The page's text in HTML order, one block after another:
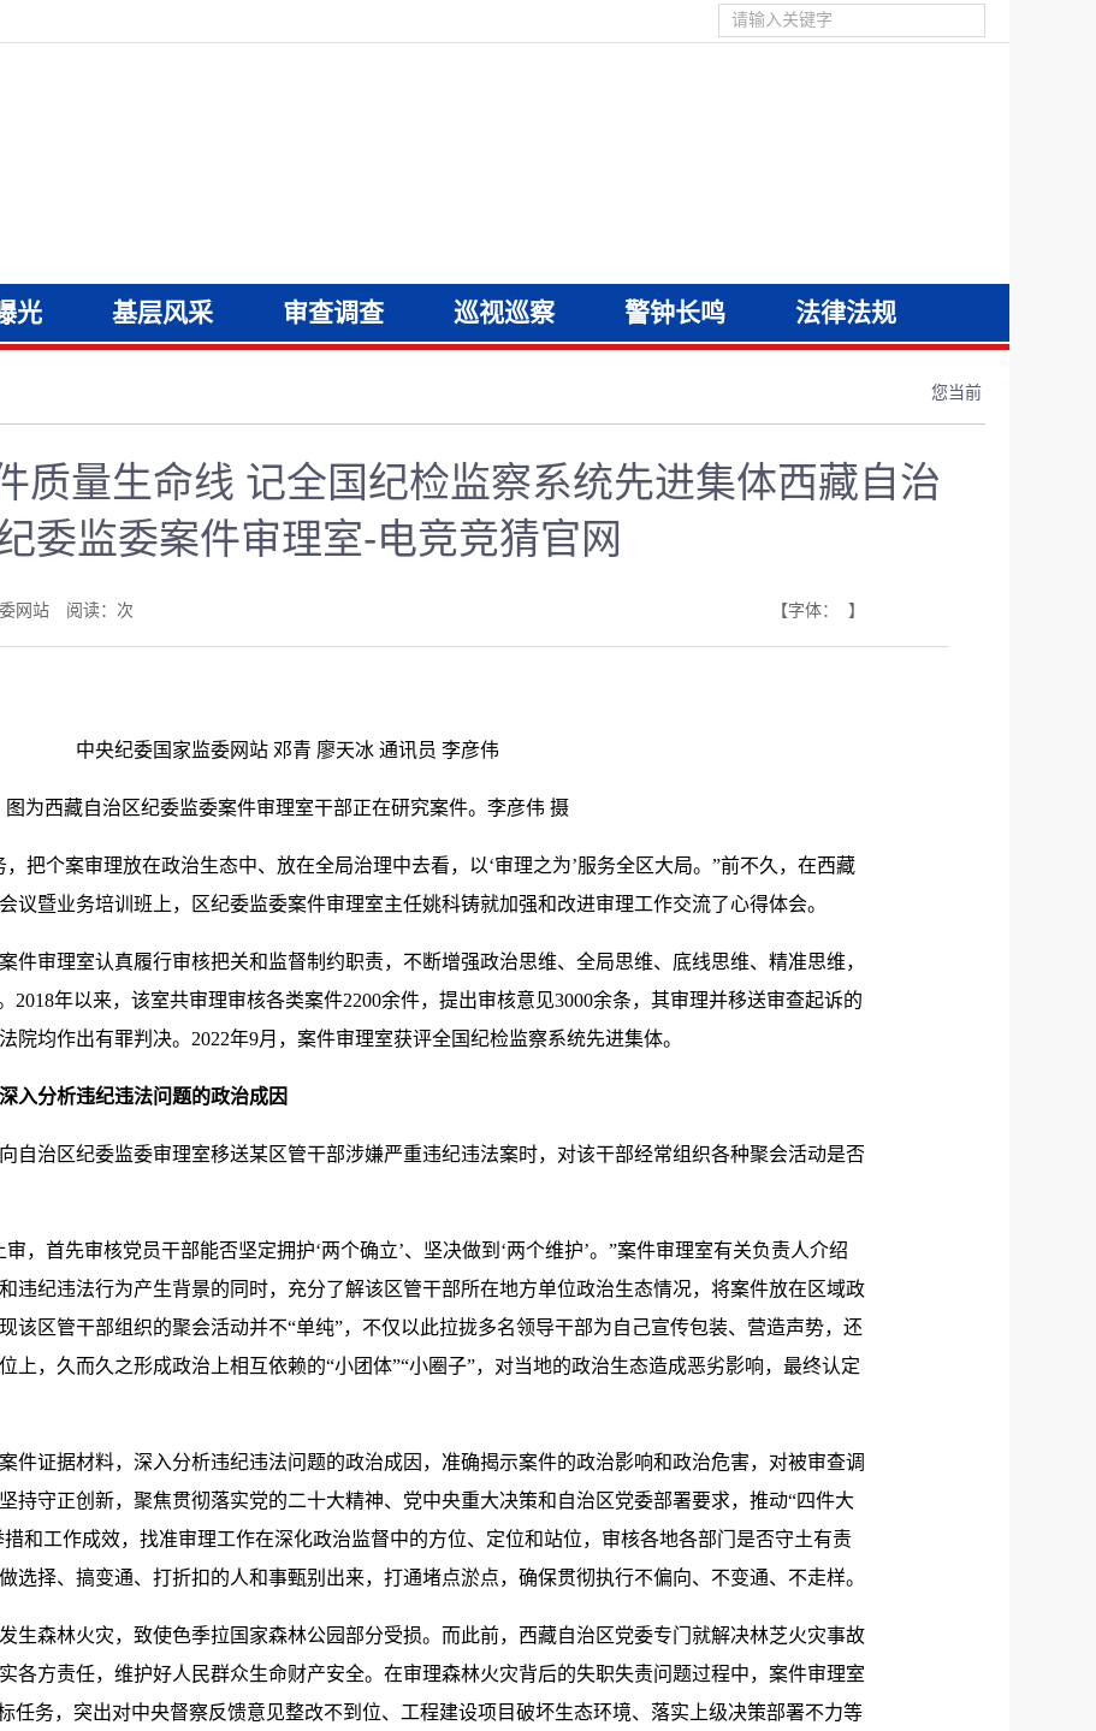
光 基层风采 审查调查 巡视巡察 警钟长鸣 法律法规
您当前
质量生命线 记全国纪检监察系统先进集体西藏自治
委监委案件审理室-电竞竞猜官网
网站 阅读： 次 【字体： 】
中央纪委国家监委网站 邓青 廖天冰 通讯员 李彦伟
图为西藏自治区纪委监委案件审理室干部正在研究案件。李彦伟 摄
个案审理放在政治生态中、放在全局治理中去看，以‘审理之为’服务全区大局。”前不久，在西藏
议暨业务培训班上，区纪委监委案件审理室主任姚科铸就加强和改进审理工作交流了心得体会。
审理室认真履行审核把关和监督制约职责，不断增强政治思维、全局思维、底线思维、精准思维，
2018年以来，该室共审理审核各类案件2200余件，提出审核意见3000余条，其审理并移送审查起诉的
院均作出有罪判决。2022年9月，案件审理室获评全国纪检监察系统先进集体。
入分析违纪违法问题的政治成因
治区纪委监委审理室移送某区管干部涉嫌严重违纪违法案时，对该干部经常组织各种聚会活动是否
首先审核党员干部能否坚定拥护‘两个确立’、坚决做到‘两个维护’。”案件审理室有关负责人介绍
违纪违法行为产生背景的同时，充分了解该区管干部所在地方单位政治生态情况，将案件放在区域政
该区管干部组织的聚会活动并不“单纯”，不仅以此拉拢多名领导干部为自己宣传包装、营造声势，还
上，久而久之形成政治上相互依赖的“小团体”“小圈子”，对当地的政治生态造成恶劣影响，最终认定
证据材料，深入分析违纪违法问题的政治成因，准确揭示案件的政治影响和政治危害，对被审查调
持守正创新，聚焦贯彻落实党的二十大精神、党中央重大决策和自治区党委部署要求，推动“四件大
和工作成效，找准审理工作在深化政治监督中的方位、定位和站位，审核各地各部门是否守土有责
选择、搞变通、打折扣的人和事甄别出来，打通堵点淤点，确保贯彻执行不偏向、不变通、不走样。
森林火灾，致使色季拉国家森林公园部分受损。而此前，西藏自治区党委专门就解决林芝火灾事故
各方责任，维护好人民群众生命财产安全。在审理森林火灾背后的失职失责问题过程中，案件审理室
任务，突出对中央督察反馈意见整改不到位、工程建设项目破坏生态环境、落实上级决策部署不力等